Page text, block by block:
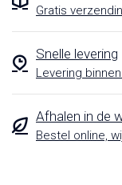
Gratis
Snelle levering
Levering
Afhalen in de
Bestel online,